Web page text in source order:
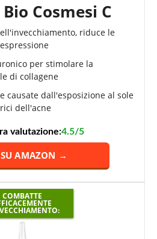
Cosmesi C
riduce le
per stimolare la
di collagene
causate dall'esposizione al sole
dell'acne
valutazione:4.5/5
AMAZON →
COMBATTE